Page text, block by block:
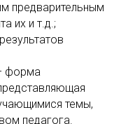
предварительным
их и т.д.;
форма
темы,
педагога.